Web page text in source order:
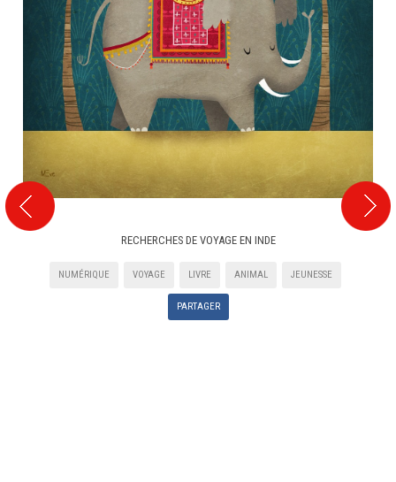
RECHERCHES DE VOYAGE EN INDE
NUMÉRIQUE VOYAGE LIVRE ANIMAL JEUNESSE
PARTAGER